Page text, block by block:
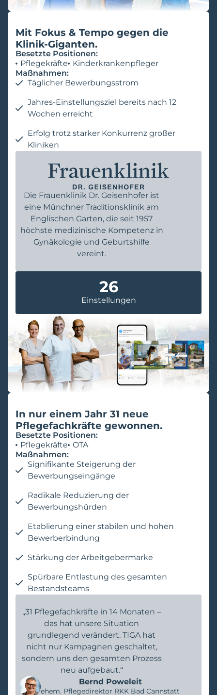
Mit Fokus & Tempo gegen die
Klinik-Giganten.
Besetzte Positionen:
Pflegekräfte
Kinderkrankenpfleger
Maßnahmen:
Täglicher Bewerbungsstrom
Jahres-Einstellungsziel bereits nach 12
Wochen erreicht
Erfolg trotz starker Konkurrenz großer
Kliniken
Die Frauenklinik Dr. Geisenhofer ist
eine Münchner Traditionsklinik am
Englischen Garten, die seit 1957
höchste medizinische Kompetenz in
Gynäkologie und Geburtshilfe
vereint.
Einstellungen
26
In nur einem Jahr 31 neue
Pflegefachkräfte gewonnen.
Besetzte Positionen:
Pflegekräfte OTA
Maßnahmen:
Signifikante Steigerung der
Bewerbungseingänge
Radikale Reduzierung der
Bewerbungshürden
Etablierung einer stabilen und hohen
Bewerberbindung
Stärkung der Arbeitgebermarke
Spürbare Entlastung des gesamten
Bestandsteams
„31 Pflegefachkräfte in 14 Monaten –
das hat unsere Situation
grundlegend verändert. TIGA hat
nicht nur Kampagnen geschaltet,
sondern uns den gesamten Prozess
neu aufgebaut.“
Bernd Poweleit
ehem. Pflegedirektor RKK Bad Cannstatt